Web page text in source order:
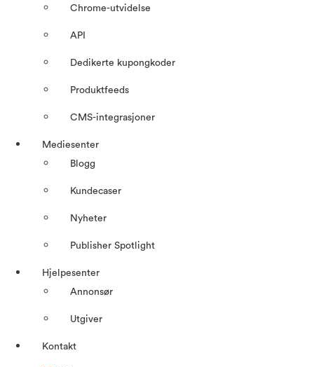
Chrome-utvidelse
API
Dedikerte kupongkoder
Produktfeeds
CMS-integrasjoner
Mediesenter
Blogg
Kundecaser
Nyheter
Publisher Spotlight
Hjelpesenter
Annonsør
Utgiver
Kontakt